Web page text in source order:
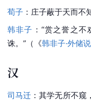
荀子 ：庄子蔽于天而不
韩非子 ：“赏之誉之
诛。”（《韩非子·外储
汉
司马迁 ：其学无所不窥